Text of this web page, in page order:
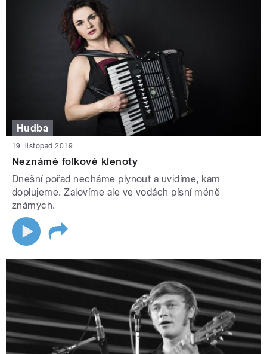
Hudba
19. listopad 2019
Neznámé folkové klenoty
Dnešní pořad necháme plynout a uvidíme, kam
doplujeme. Zalovíme ale ve vodách písní méně
známých.